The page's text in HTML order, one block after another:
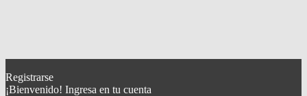
Registrarse
¡Bienvenido! Ingresa en tu cuenta